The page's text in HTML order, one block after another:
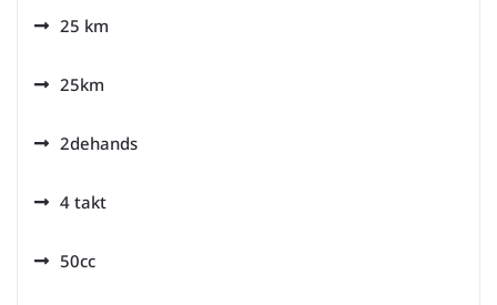
25 km
25km
2dehands
4 takt
50cc